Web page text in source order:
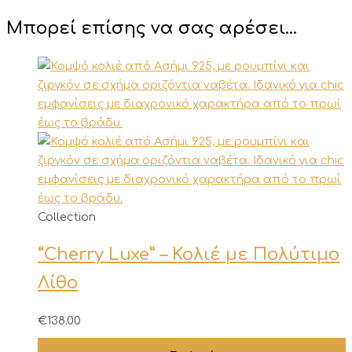
Μπορεί επίσης να σας αρέσει…
Collection
“Cherry Luxe” – Κολιέ με Πολύτιμο
Λίθο
€138.00
Αυτό
προϊόν
έχει
πολλαπλές